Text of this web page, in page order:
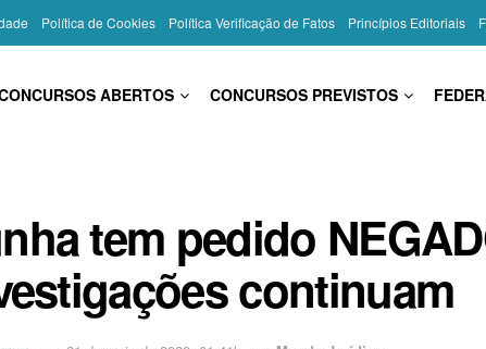
Política de Cookies Política Verificação de Fatos Princípios Editoriais
ABERTOS CONCURSOS PREVISTOS
tem pedido
continuam